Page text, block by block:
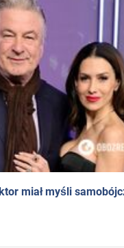
miał myśli